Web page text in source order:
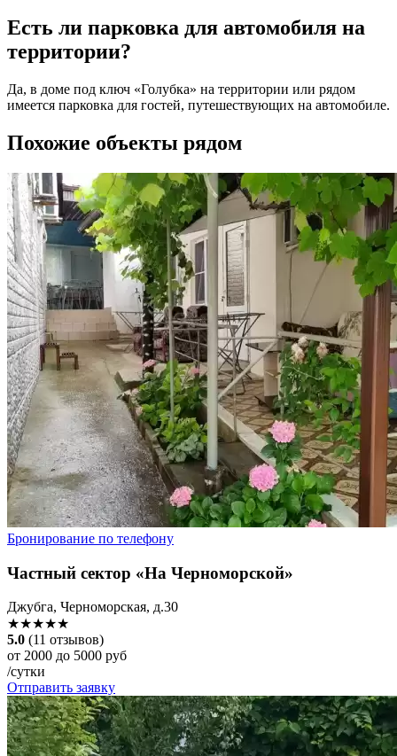
Есть ли парковка для автомобиля на
территории?
Да, в доме под ключ «Голубка» на территории или рядом
имеется парковка для гостей, путешествующих на автомобиле.
Похожие объекты рядом
Бронирование по телефону
Частный сектор «На Черноморской»
Джубга, Черноморская, д.30
★★★★★
5.0 (11 отзывов)
от 2000 до 5000 руб
/сутки
Отправить заявку